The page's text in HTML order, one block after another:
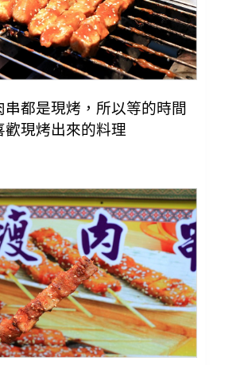
串都是現烤，所以等的時間
歡現烤出來的料理